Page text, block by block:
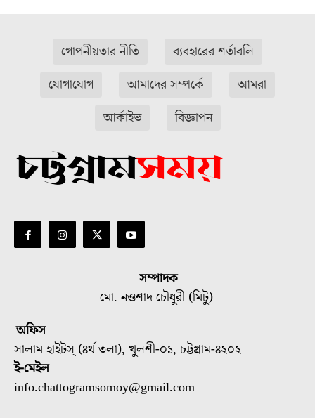
গোপনীয়তার নীতি
ব্যবহারের শর্তাবলি
যোগাযোগ
আমাদের সম্পর্কে
আমরা
আর্কাইভ
বিজ্ঞাপন
সম্পাদক
মো. নওশাদ চৌধুরী (মিটু)
অফিস
সালাম হাইটস্ (৪র্থ তলা), খুলশী-০১, চট্টগ্রাম-৪২০২
ই-মেইল
info.chattogramsomoy@gmail.com